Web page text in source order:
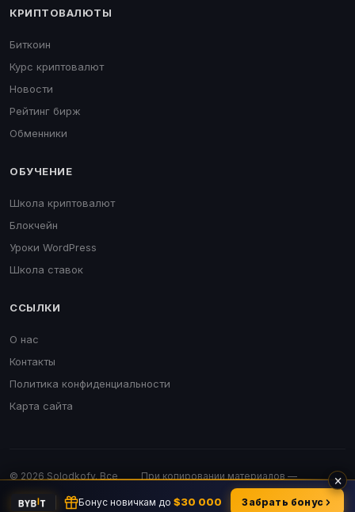
КРИПТОВАЛЮТЫ
Биткоин
Курс криптовалют
Новости
Рейтинг бирж
Обменники
ОБУЧЕНИЕ
Школа криптовалют
Блокчейн
Уроки WordPress
Школа ставок
ССЫЛКИ
О нас
Контакты
Политика конфиденциальности
Карта сайта
© 2026 Solodkofv. Все
При копировании материалов —
обязательна активная ссылка.
×
Бонус новичкам до $30 000 Забрать бонус